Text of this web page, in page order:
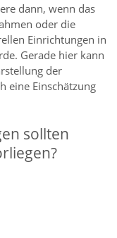
dann, wenn das
oder die
Einrichtungen in
Gerade hier kann
der
eine Einschätzung
sollten